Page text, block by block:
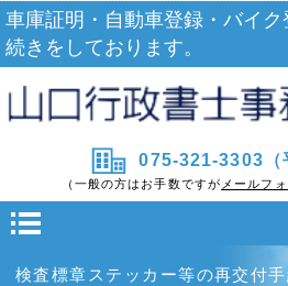
車庫証明・自動車登録・バイ
続きをしております。
075-321-3303（
（一般の方はお手数ですが メールフ
検査標章ステッカー等の再交付